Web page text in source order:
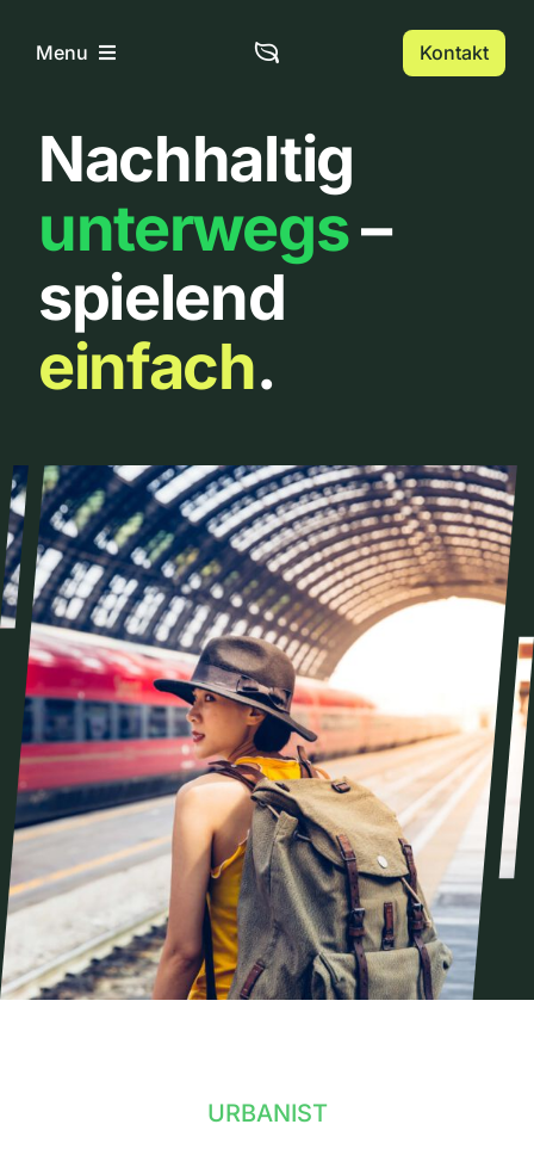
InhaltMenu
Home
Über uns
Urbanlist
Kontakt
Nachhaltig
unterwegs–
spielend
einfach.
URBANIST